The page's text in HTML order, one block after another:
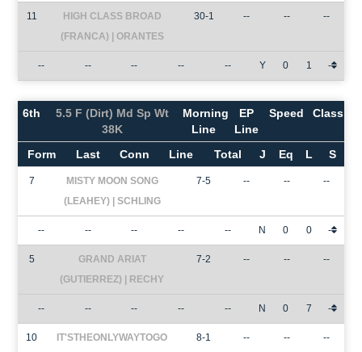
11
HIGH CLASS BROAD
(FRANCA) | ORANTES
30-1 -- -- --
-- -- -- -- -- Y 0 1 -
6th
5.5 F (Dirt) Md Sp Wt
38K
Morning
Line
EP
Line
Speed Class
Form Last Conn Line Total J Eq L S
7
MISTY MOON SONG
(LEAHEY) | SCHLING
7-5 -- -- --
-- -- -- -- -- N 0 0 -
5
GRAND ARIAT
(GUTIERREZ) | RECHY
7-2 -- -- --
-- -- -- -- -- N 0 7 -
10 IT'STHEONLYWAYTOGO 8-1 -- -- --